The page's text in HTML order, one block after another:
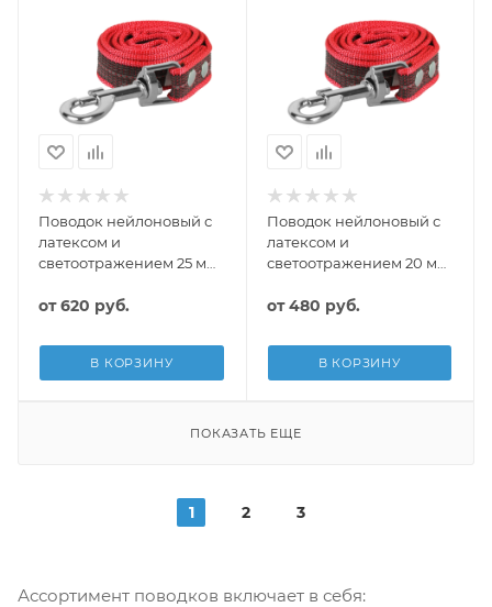
Поводок нейлоновый с
латексом и
светоотражением 25 мм,
от620 руб.
В КОРЗИНУ
Поводок нейлоновый с
латексом и
светоотражением 20 мм,
от480 руб.
В КОРЗИНУ
ПОКАЗАТЬ ЕЩЕ
1 2 3
Ассортимент поводков включает в себя: